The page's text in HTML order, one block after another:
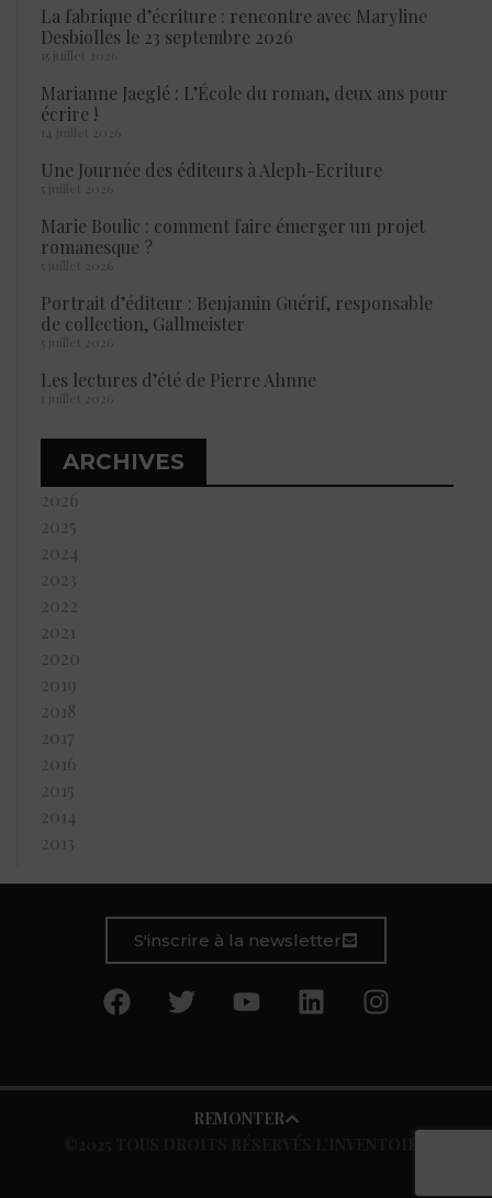
La fabrique d’écriture : rencontre avec Maryline
Desbiolles le 23 septembre 2026
15 juillet 2026
Marianne Jaeglé : L’École du roman, deux ans pour
écrire !
14 juillet 2026
Une Journée des éditeurs à Aleph-Ecriture
5 juillet 2026
Marie Boulic : comment faire émerger un projet
romanesque ?
5 juillet 2026
Portrait d’éditeur : Benjamin Guérif, responsable
de collection, Gallmeister
5 juillet 2026
Les lectures d’été de Pierre Ahnne
1 juillet 2026
ARCHIVES
2026
2025
2024
2023
2022
2021
2020
2019
2018
2017
2016
2015
2014
2013
S'inscrire à la newsletter
REMONTER